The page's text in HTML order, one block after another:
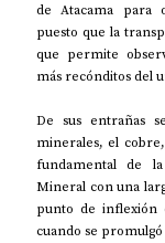
de Atacama para
puesto que la
que permite
más recónditos del
De sus entrañas
minerales, el
fundamental de
Mineral con una
punto de inflexión
cuando se